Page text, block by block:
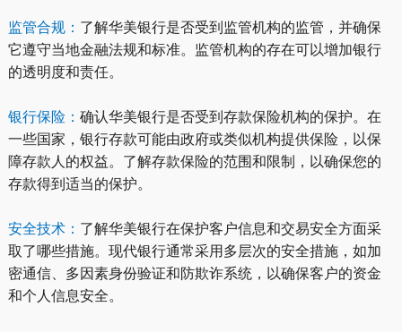
监管合规： 了解华美银行是否受到监管机构的监管，并确保
它遵守当地金融法规和标准。监管机构的存在可以增加银行
的透明度和责任。
银行保险： 确认华美银行是否受到存款保险机构的保护。在
一些国家，银行存款可能由政府或类似机构提供保险，以保
障存款人的权益。了解存款保险的范围和限制，以确保您的
存款得到适当的保护。
安全技术： 了解华美银行在保护客户信息和交易安全方面采
取了哪些措施。现代银行通常采用多层次的安全措施，如加
密通信、多因素身份验证和防欺诈系统，以确保客户的资金
和个人信息安全。